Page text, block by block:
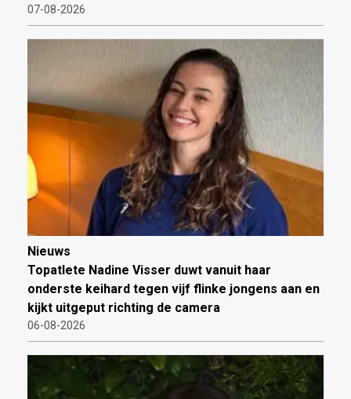
07-08-2026
Nieuws
Topatlete Nadine Visser duwt vanuit haar
onderste keihard tegen vijf flinke jongens aan en
kijkt uitgeput richting de camera
06-08-2026